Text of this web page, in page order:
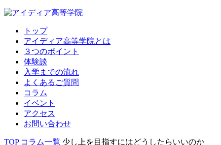
トップ
アイディア高等学院とは
３つのポイント
体験談
入学までの流れ
よくあるご質問
コラム
イベント
アクセス
お問い合わせ
TOP コラム一覧 少し上を目指すにはどうしたらいいのか